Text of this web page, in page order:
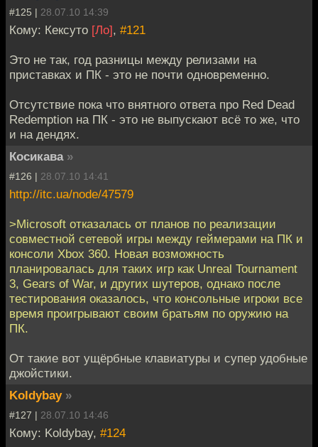
#125 | 28.07.10 14:39
Кому: Кексуто [Ло], #121
Это не так, год разницы между релизами на
приставках и ПК - это не почти одновременно.
Отсутствие пока что внятного ответа про Red Dead
Redemption на ПК - это не выпускают всё то же, что
и на дендях.
Косикава »
#126 | 28.07.10 14:41
http://itc.ua/node/47579
>Microsoft отказалась от планов по реализации
совместной сетевой игры между геймерами на ПК и
консоли Xbox 360. Новая возможность
планировалась для таких игр как Unreal Tournament
3, Gears of War, и других шутеров, однако после
тестирования оказалось, что консольные игроки все
время проигрывают своим братьям по оружию на
ПК.
От такие вот ущёрбные клавиатуры и супер удобные
джойстики.
Koldybay »
#127 | 28.07.10 14:46
Кому: Koldybay, #124